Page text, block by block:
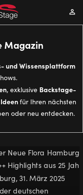
Magazin
und Wissensplattform
, exklusive Backstage-
Ideenfür Ihren nächsten
oder neu entdecken.